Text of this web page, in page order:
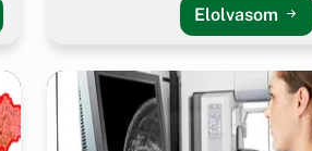
Elolvasom